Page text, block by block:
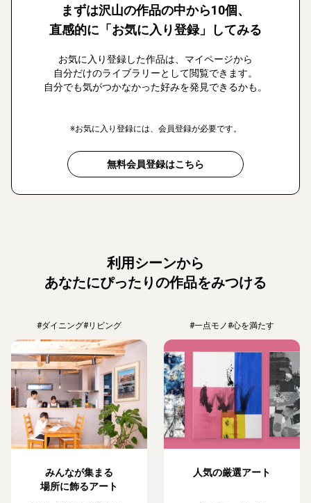
まずは沢山の作品の中から10個、
直感的に「お気に入り登録」してみる
お気に入り登録した作品は、マイページから
自分だけのライブラリーとして閲覧できます。
自分でも気がつかなかった好みを発見できるかも。
※お気に入り登録には、会員登録が必要です。
無料会員登録はこちら
利用シーンから
あなたにぴったりの作品をみつける
#ダイニング#リビング
みんなが集まる
場所に飾るアート
#一点モノ#心を満たす
人気の厳選アート